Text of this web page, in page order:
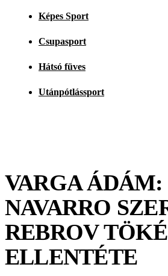
Képes Sport
Csupasport
Hátsó füves
Utánpótlássport
VARGA ÁDÁM:
NAVARRO
REBROV
ELLENTÉTE